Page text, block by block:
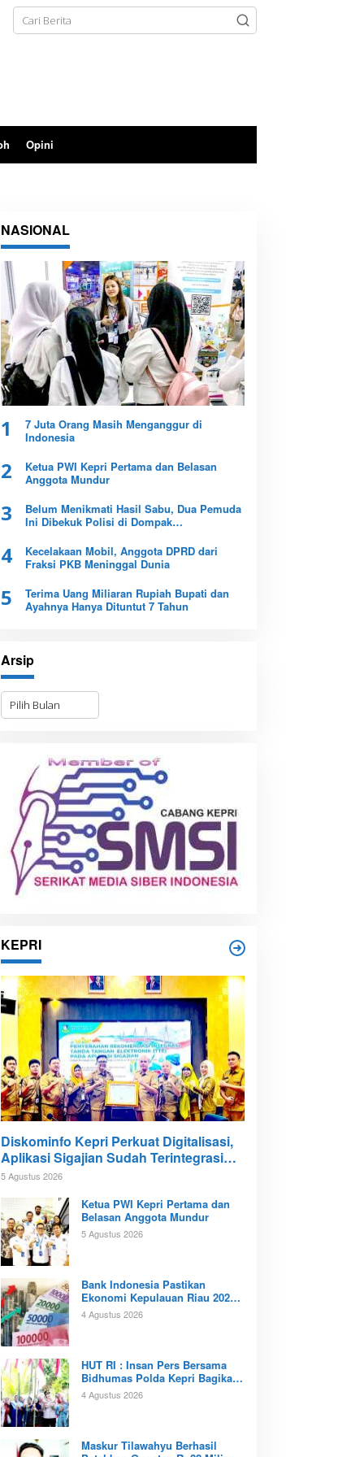
Opini
NASIONAL
1
7 Juta Orang Masih Menganggur di
Indonesia
2
Ketua PWI Kepri Pertama dan Belasan
Anggota Mundur
3
Belum Menikmati Hasil Sabu, Dua Pemuda
Ini Dibekuk Polisi di Dompak
4
Kecelakaan Mobil, Anggota DPRD dari
Fraksi PKB Meninggal Dunia
5
Terima Uang Miliaran Rupiah Bupati dan
Ayahnya Hanya Dituntut 7 Tahun
Arsip
A
s
KEPRI
Diskominfo Kepri Perkuat Digitalisasi,
Aplikasi Sigajian Sudah Terintegrasi
TTE
5 Agustus 2026
Ketua PWI Kepri Pertama dan
Belasan Anggota Mundur
5 Agustus 2026
Bank Indonesia Pastikan
Ekonomi Kepulauan Riau 2026
Tunjukan Kinerja Positif
4 Agustus 2026
‎HUT RI : Insan Pers Bersama
Bidhumas Polda Kepri Bagikan
Ratusan Bendera Merah Putih
4 Agustus 2026
Maskur Tilawahyu Berhasil